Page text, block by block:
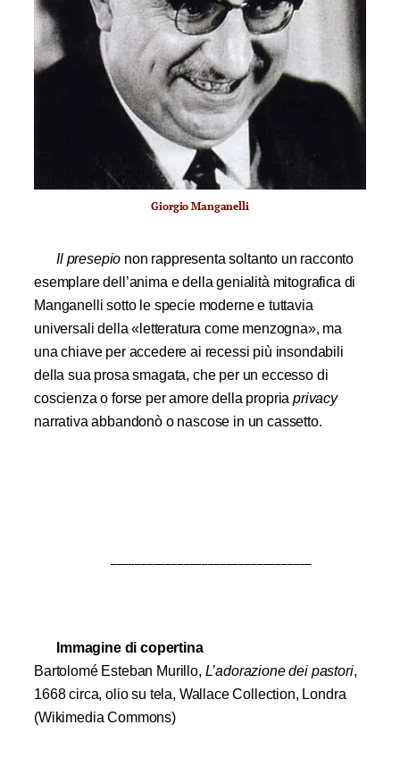
Giorgio Manganelli
Il presepio non rappresenta soltanto un racconto
esemplare dell’anima e della genialità mitografica di
Manganelli sotto le specie moderne e tuttavia
universali della «letteratura come menzogna», ma
una chiave per accedere ai recessi più insondabili
della sua prosa smagata, che per un eccesso di
coscienza o forse per amore della propriaprivacy
narrativa abbandonò o nascose in un cassetto.
Immagine di copertina
Bartolomé Esteban Murillo, L’adorazione dei pastori,
1668 circa, olio su tela, Wallace Collection, Londra
(Wikimedia Commons)